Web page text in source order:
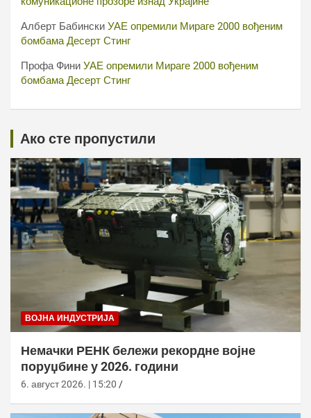
Алберт Бабински УАЕ опремили Мираге 2000 вођеним
бомбама Десерт Стинг
Профа Фини УАЕ опремили Мираге 2000 вођеним
бомбама Десерт Стинг
Ако сте пропустили
ВОЈНА ИНДУСТРИЈА
Немачки РЕНК бележи рекордне војне
поруџбине у 2026. години
6. август 2026. | 15:20